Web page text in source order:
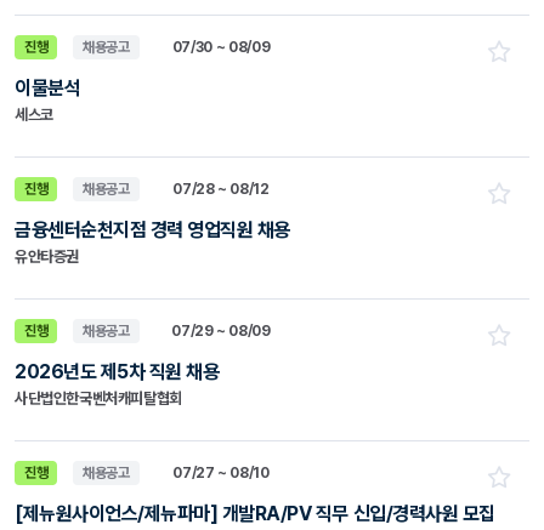
진행 채용공고
세스코
이물분석
07/30 ~ 08/09
진행 채용공고
유안타증권
금융센터순천지점 경력 영업직원 채용
07/28 ~ 08/12
진행 채용공고
사단법인한국벤처캐피탈협회
2026년도 제5차 직원 채용
07/29 ~ 08/09
진행 채용공고
[제뉴원사이언스/제뉴파마] 개발RA/PV 직무 신입/경력사원 모집
07/27 ~ 08/10